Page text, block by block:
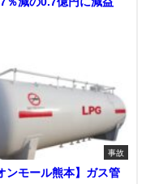
事故
ンモール熊本】ガス管